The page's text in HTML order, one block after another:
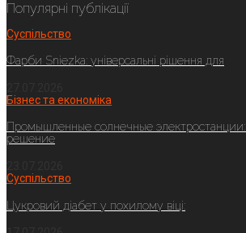
Популярні публікації
Суспільство
Фарби Sniezka: універсальні рішення для
Бізнес та економіка
Промышленные солнечные
решение
Суспільство
Цукровий діабет у похилому віці: